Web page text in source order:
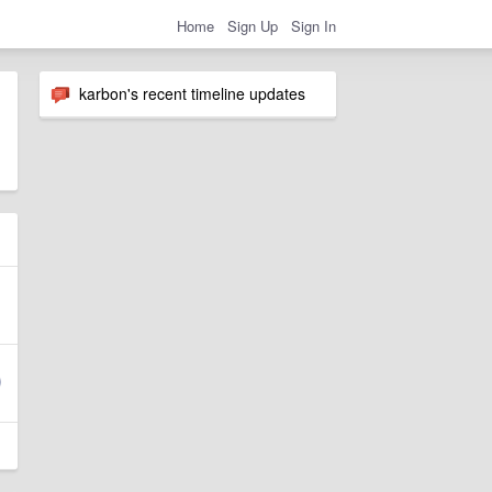
Home Sign Up Sign In
karbon's recent timeline updates